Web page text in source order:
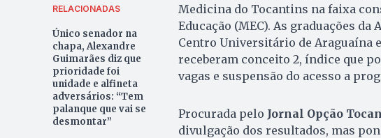
RELACIONADAS
Único senador na
chapa, Alexandre
Guimarães diz que
prioridade foi
unidade e alfineta
adversários: “Tem
palanque que vai se
desmontar”
Medicina do Tocantins na faixa
Educação (MEC). As graduações da
Centro Universitário de Araguaína
receberam conceito 2, índice que
vagas e suspensão do acesso a
Procurada pelo Jornal Opção
divulgação dos resultados, mas